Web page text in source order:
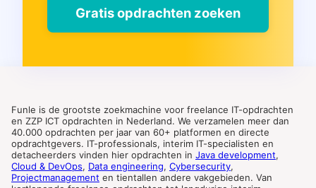
Gratis opdrachten zoeken
Funle is de grootste zoekmachine voor freelance IT-opdrachten
en ZZP ICT opdrachten in Nederland. We verzamelen meer dan
40.000 opdrachten per jaar van 60+ platformen en directe
opdrachtgevers. IT-professionals, interim IT-specialisten en
detacheerders vinden hier opdrachten in Java development,
Cloud & DevOps, Data engineering, Cybersecurity,
Projectmanagement en tientallen andere vakgebieden. Van